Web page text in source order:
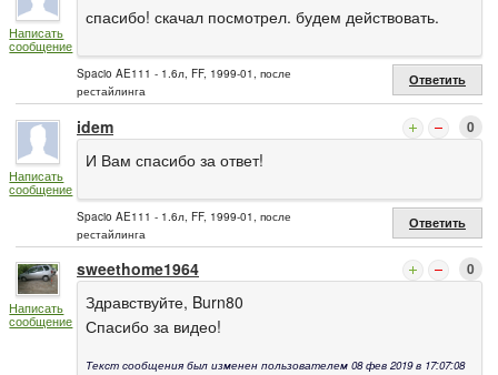
Написать
сообщение
спасибо! скачал посмотрел. будем действовать.
Spacio AE111 - 1.6л, FF, 1999-01, после
рестайлинга
Ответить
Написать
сообщение
idem 0
И Вам спасибо за ответ!
Spacio AE111 - 1.6л, FF, 1999-01, после
рестайлинга
Ответить
Написать
сообщение
sweethome1964 0
Здравствуйте, Burn80
Спасибо за видео!
Текст сообщения был изменен пользователем 08 фев 2019 в 17:07:08